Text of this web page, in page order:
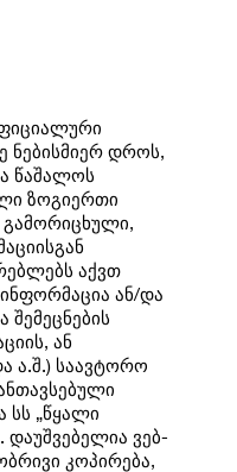
ნებისმიერ დროს,
წაშალოს
ზოგიერთი
გამორიცხული,
აქვთ
ან/და
ან
ა.შ.) საავტორო
სს „წყალი
ვებ-
კოპირება,